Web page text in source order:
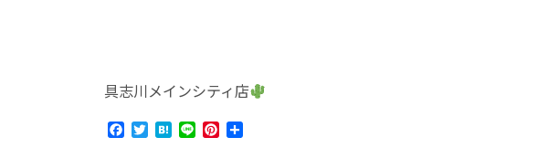
具志川メインシティ店
Facebook
TwitterHatena
Line Pinterest